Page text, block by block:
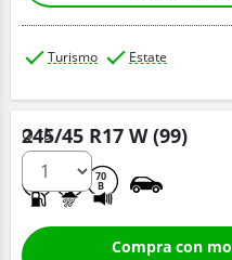
Turismo Estate
245/45 R17 W (99)
70
B
Q.tà